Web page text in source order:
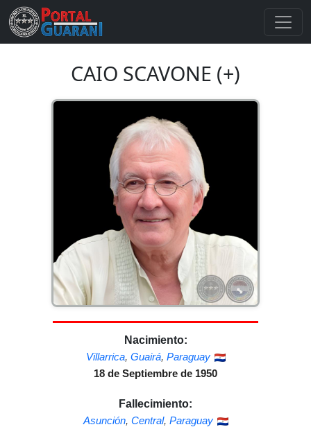
CAIO SCAVONE (+)
Nacimiento:
Villarrica, Guairá, Paraguay
18 de Septiembre de 1950
Fallecimiento:
Asunción, Central, Paraguay